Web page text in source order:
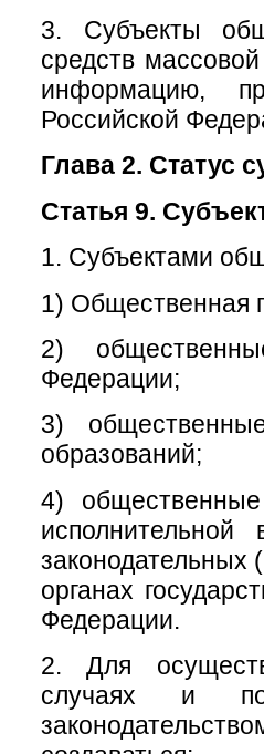
3. Субъекты
средств
информацию,
Российской
Глава 2. Статус
Статья 9.
1. Субъектами
1) Общественная
2)
Федерации;
3)
образований;
4)
законодательных
органах
Федерации.
2. Для
случаях и